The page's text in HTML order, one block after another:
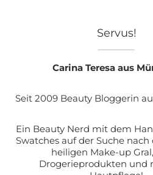
Servus!
Carina Teresa aus
Seit 2009 Beauty Bloggerin
Ein Beauty Nerd mit dem
Swatches auf der Suche
heiligen Make-up
Drogerieprodukten und